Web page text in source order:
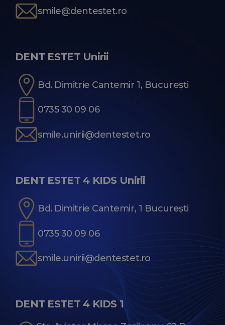
smile@dentestet.ro
DENT ESTET Unirii
Bd. Dimitrie Cantemir 1, București
0735 30 09 06
smile.unirii@dentestet.ro
DENT ESTET 4 KIDS Unirii
Bd. Dimitrie Cantemir, 1 București
0735 30 09 06
smile.unirii@dentestet.ro
DENT ESTET 4 KIDS 1